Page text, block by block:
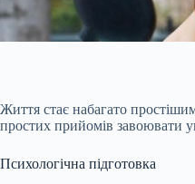
Життя стає набагато
простих прийомів завоювати
Психологічна підготовка